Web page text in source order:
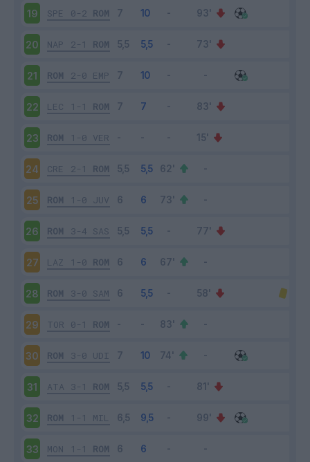
19 SPE 0-2 ROM
20 NAP 2-1 ROM
21 ROM 2-0 EMP
22 LEC 1-1 ROM
23 ROM 1-0 VER
24 CRE 2-1 ROM
25 ROM 1-0 JUV
26 ROM 3-4 SAS
27 LAZ 1-0 ROM
28 ROM 3-0 SAM
29 TOR 0-1 ROM
30 ROM 3-0 UDI
31 ATA 3-1 ROM
32 ROM 1-1 MIL
33 MON 1-1 ROM